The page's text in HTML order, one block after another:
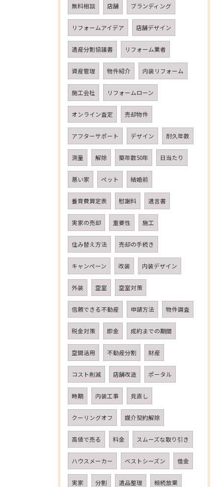
無料相談 店舗 ブランディング
リフォームアイデア 店舗デザイン
遺産分割協議書 リフォーム業者
資産管理 物件紹介 内装リフォーム
施工会社 リフォームローン
オンライン査定 売却物件
アフターサポート デザイン 耐久年数
測量 解除 築年数50年 日当たり
悪い家 ペット 結婚前
養育費算定表 慰謝料 遺言書
実家の売却 重要性 施工
住み替え方法 売却の手続き
キャンペーン 改装 内装デザイン
外装 空室 空室対策
信頼できる不動産 申請方法 物件調査
税金対策 即金 成約までの期間
空間活用 不動産分割 財産
コスト削減 店舗改造 ポータル
時期 内装工事 見直し
クーリングオフ 媒介契約解除
高値で売る 料金 スムーズな取り引き
ハウスメーカー ベストシーズン 借金
実家 分割 遺品整理 相続放棄